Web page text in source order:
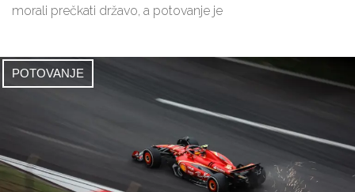
morali prečkati državo, a potovanje je
POTOVANJE